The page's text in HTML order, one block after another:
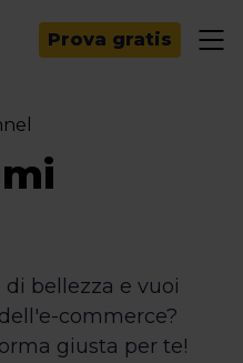
Prova gratis
bellezza e vuoi
commerce?
giusta per te!